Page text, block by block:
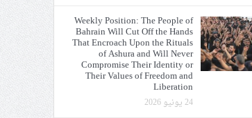
Weekly Position: The People of
Bahrain Will Cut Off the Hands
That Encroach Upon the Rituals
of Ashura and Will Never
Compromise Their Identity or
Their Values of Freedom and
Liberation
24 يونيو 2026